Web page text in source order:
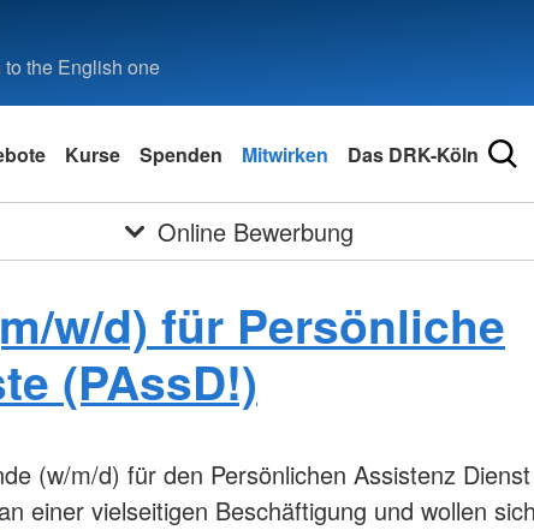
the English one
Kurse Spenden Mitwirken Das DRK-Köln
Online Bewerbung
w/d) für Persönliche
(PAssD!)
(w/m/d) für den Persönlichen Assistenz
einer vielseitigen Beschäftigung und wollen